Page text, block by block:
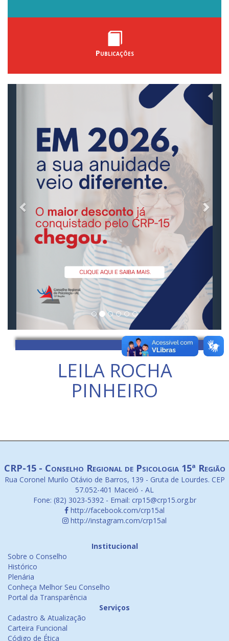
Publicações
LEILA ROCHA
PINHEIRO
CRP-15 - Conselho Regional de Psicologia 15ª Região
Rua Coronel Murilo Otávio de Barros, 139 - Gruta de Lourdes. CEP
57.052-401 Maceió - AL
Fone: (82) 3023-5392 - Email: crp15@crp15.org.br
http://facebook.com/crp15al
http://instagram.com/crp15al
Institucional
Sobre o Conselho
Histórico
Plenária
Conheça Melhor Seu Conselho
Portal da Transparência
Serviços
Cadastro & Atualização
Carteira Funcional
Código de Ética